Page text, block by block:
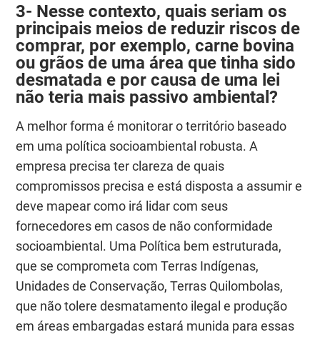
3- Nesse contexto, quais seriam os
principais meios de reduzir riscos de
comprar, por exemplo, carne bovina
ou grãos de uma área que tinha sido
desmatada e por causa de uma lei
não teria mais passivo ambiental?
A melhor forma é monitorar o território baseado
em uma política socioambiental robusta. A
empresa precisa ter clareza de quais
compromissos precisa e está disposta a assumir e
deve mapear como irá lidar com seus
fornecedores em casos de não conformidade
socioambiental. Uma Política bem estruturada,
que se comprometa com Terras Indígenas,
Unidades de Conservação, Terras Quilombolas,
que não tolere desmatamento ilegal e produção
em áreas embargadas estará munida para essas